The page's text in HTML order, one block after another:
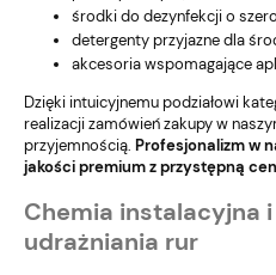
środki do dezynfekcji o
detergenty przyjazne dla
akcesoria wspomagające
Dzięki intuicyjnemu podziałowi
realizacji zamówień zakupy w
przyjemnością. Profesjonalizm w
jakości premium z przystępną
Chemia instalacyjna
udrażniania rur